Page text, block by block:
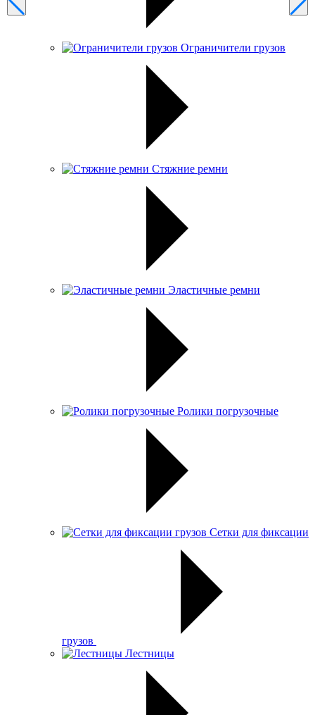
Ограничители грузов
Стяжние ремни
Эластичные ремни
Ролики погрузочные
Сетки для фиксации
грузов
Лестницы